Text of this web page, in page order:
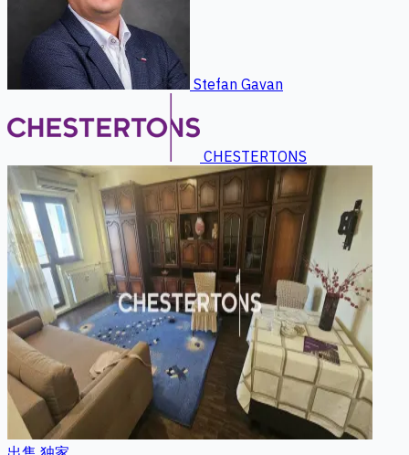
Stefan Gavan
CHESTERTONS